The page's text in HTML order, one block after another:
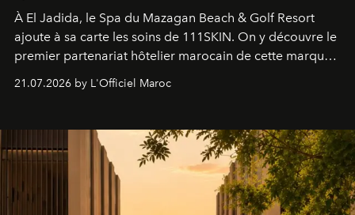
À El Jadida, le Spa du Mazagan Beach & Golf Resort
ajoute à sa carte les soins de 111SKIN. On y découvre le
premier partenariat hôtelier marocain de cette marque
londonien et construite depuis autour d'un actif breveté,
21.07.2026 by L'Officiel Maroc